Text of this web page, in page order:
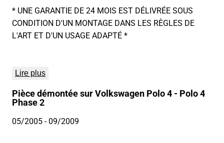
* UNE GARANTIE DE 24 MOIS EST DÉLIVRÉE SOUS
CONDITION D'UN MONTAGE DANS LES RÈGLES DE
L'ART ET D'UN USAGE ADAPTÉ *
Lire plus
Pièce démontée sur Volkswagen Polo 4 - Polo 4
Phase 2
05/2005- 09/2009